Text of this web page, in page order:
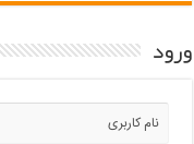
ورود